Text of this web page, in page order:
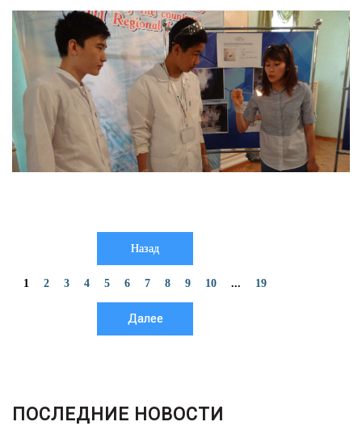
Назад
1 2 3 4 5 6 7 8 9 10 ... 19
Далее
ПОСЛЕДНИЕ НОВОСТИ